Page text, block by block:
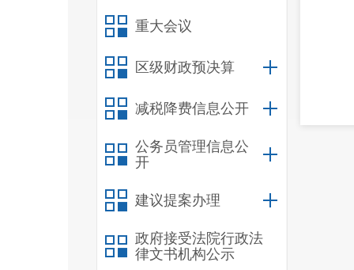
重大会议
区级财政预决算
减税降费信息公开
公务员管理信息公
开
建议提案办理
政府接受法院行政法
律文书机构公示